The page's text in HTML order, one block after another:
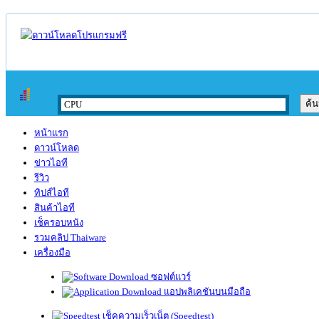
หน้าแรก
ดาวน์โหลด
ข่าวไอที
รีวิว
ทิปส์ไอที
สินค้าไอที
เช็ครอบหนัง
รวมคลิป Thaiware
เครื่องมือ
ซอฟต์แวร์
แอปพลิเคชันบนมือถือ
เช็คความเร็วเน็ต (Speedtest)